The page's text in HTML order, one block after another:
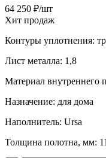
64 250 ₽/шт
Хит продаж
Контуры уплотнения:
Лист металла: 1,8
Материал внутреннего
Назначение: для дома
Наполнитель: Ursa
Толщина полотна, мм: